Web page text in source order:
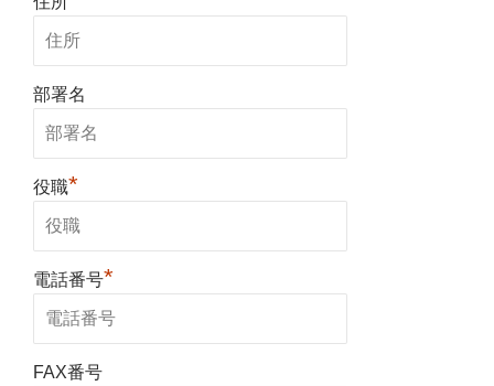
部署名
役職*
電話番号*
FAX番号